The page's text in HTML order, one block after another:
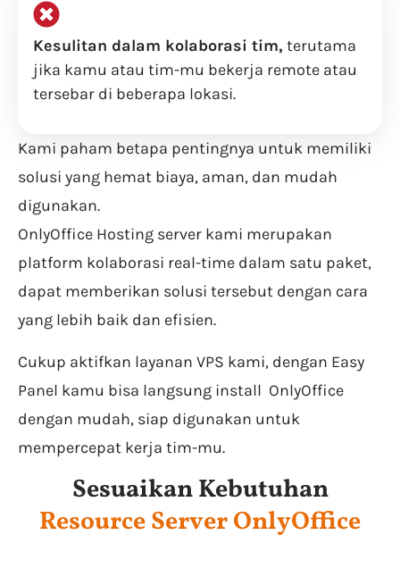
Kesulitan dalam kolaborasi tim, terutama
jika kamu atau tim-mu bekerja remote atau
tersebar di beberapa lokasi.
Kami paham betapa pentingnya untuk memiliki
solusi yang hemat biaya, aman, dan mudah
digunakan.
OnlyOffice Hosting server kami merupakan
platform kolaborasi real-time dalam satu paket,
dapat memberikan solusi tersebut dengan cara
yang lebih baik dan efisien.
Cukup aktifkan layanan VPS kami, dengan Easy
Panel kamu bisa langsung install OnlyOffice
dengan mudah, siap digunakan untuk
mempercepat kerja tim-mu.
Sesuaikan Kebutuhan
Resource Server OnlyOffice